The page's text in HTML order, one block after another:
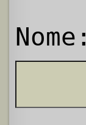
Nome: